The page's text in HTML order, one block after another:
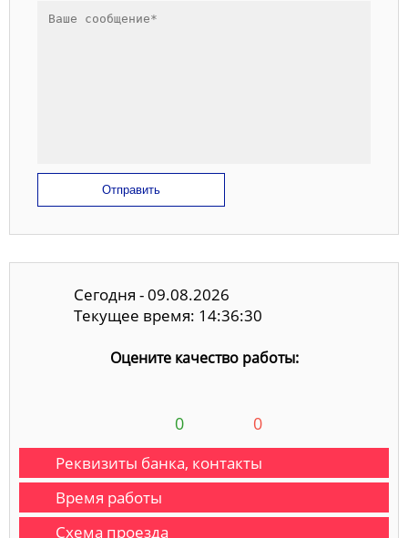
Отправить
Сегодня - 09.08.2026
Текущее время: 14:36:31
Оцените качество работы:
0 0
Реквизиты банка, контакты
Время работы
Схема проезда